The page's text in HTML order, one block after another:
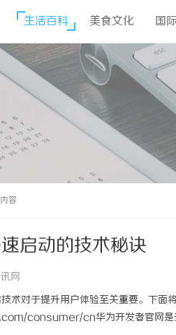
生活百科 美食文化 国
容
启动的技术秘诀
网
对于提升用户体验至关重要。下面
consumer/cn华为开发者官网是